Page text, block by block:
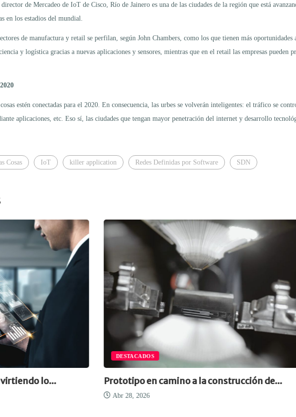
de Mercadeo de IoT de Cisco, Río de Jainero es una de las ciudades de la región que está
en los estadios del mundial.
de manufactura y retail se perfilan, según John Chambers, como los que tienen más
y logística gracias a nuevas aplicaciones y sensores, mientras que en el retail las empresas pueden
estén conectadas para el 2020. En consecuencia, las urbes se volverán inteligentes: el tráfico se
aplicaciones, etc. Eso sí, las ciudades que tengan mayor penetración del internet y desarrollo
Cosas IoT killer application Redes Definidas por Software SDN
lo...
DESTACADOS
Prototipo en camino a la construcción de...
Abr 28, 2026